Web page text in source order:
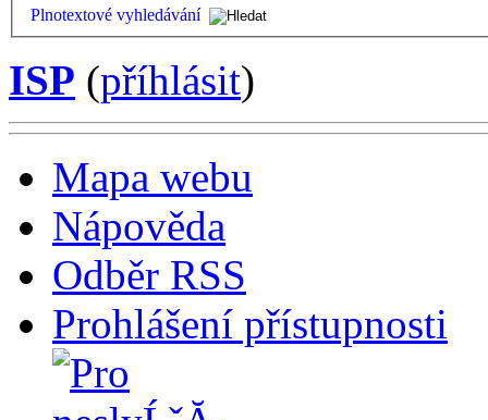
Plnotextové vyhledávání
ISP (příhlásit)
Mapa webu
Nápověda
Odběr RSS
Prohlášení přístupnosti